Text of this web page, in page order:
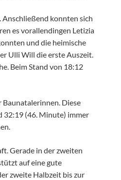
Anschließend konnten sich
es vorallendingen Letizia
und die heimische
Ulli Will die erste Auszeit.
Beim Stand von 18:12
Baunatalerinnen. Diese
32:19 (46. Minute) immer
Gerade in der zweiten
auf eine gute
zweite Halbzeit bis zur